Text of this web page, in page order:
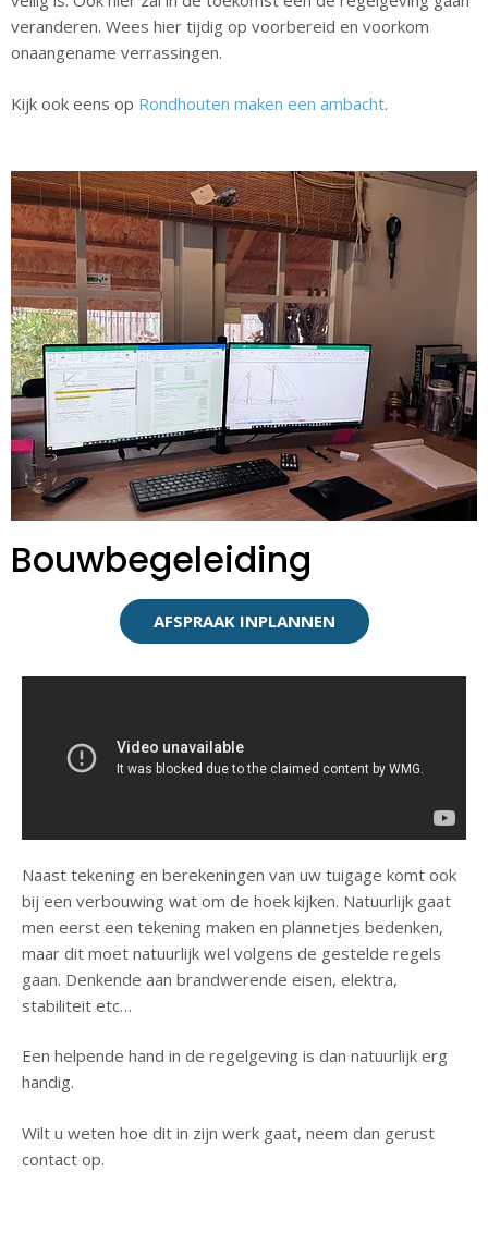
veranderen. Wees hier tijdig op voorbereid en voorkom
onaangename verrassingen.
Kijk ook eens op Rondhouten maken een ambacht.
Bouwbegeleiding
AFSPRAAK INPLANNEN
Naast tekening en berekeningen van uw tuigage komt ook
bij een verbouwing wat om de hoek kijken. Natuurlijk gaat
men eerst een tekening maken en plannetjes bedenken,
maar dit moet natuurlijk wel volgens de gestelde regels
gaan. Denkende aan brandwerende eisen, elektra,
stabiliteit etc…
Een helpende hand in de regelgeving is dan natuurlijk erg
handig.
Wilt u weten hoe dit in zijn werk gaat, neem dan gerust
contact op.